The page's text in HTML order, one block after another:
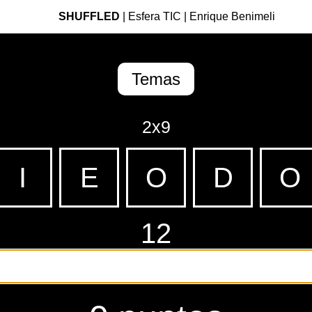
SHUFFLED Esfera TIC Enrique Benimeli
Temas
2x9
I E O D
O
12